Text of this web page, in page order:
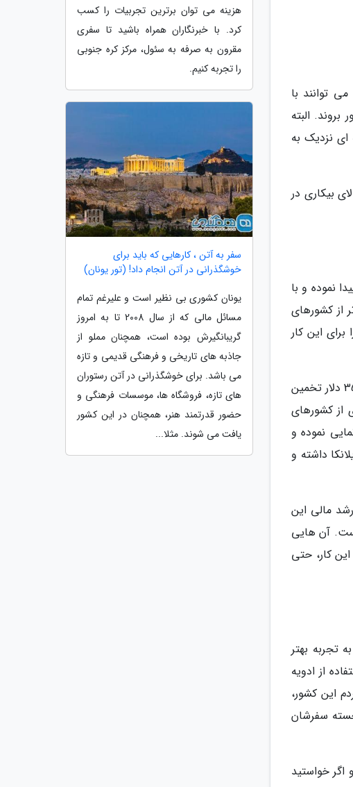
می توانند با
البته
نزدیک به
بیکاری در
نموده و با
از کشورهای
این کار
در سال 2023 با برآوردهایی که در سریلانکا اجرا شده، هزینه زندگی به صورت میانگین چیزی نزدیک به حدود 350 دلار تخمین
از کشورهای
نموده و
داشته و
مالی این
آن هایی
کار، حتی
تجربه بهتر
از ادویه
این کشور،
سفرشان
اگر خواستید
هزینه می توان برترین تجربیات را کسب
کرد. با خبرنگاران همراه باشید تا سفری
مقرون به صرفه به سئول، مرکز کره جنوبی
را تجربه کنیم.
سفر به آتن ، کارهایی که باید برای
خوشگذرانی در آتن انجام داد! (تور یونان)
یونان کشوری بی نظیر است و علیرغم تمام
مسائل مالی که از سال 2008 تا به امروز
گریبانگیرش بوده است، همچنان مملو از
جاذبه های تاریخی و فرهنگی قدیمی و تازه
می باشد. برای خوشگذرانی در آتن رستوران
های تازه، فروشگاه ها، موسسات فرهنگی و
حضور قدرتمند هنر، همچنان در این کشور
یافت می شوند. مثلا...